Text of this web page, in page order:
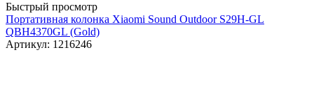
Быстрый просмотр
Портативная колонка Xiaomi Sound Outdoor S29H-GL
QBH4370GL (Gold)
Артикул: 1216246